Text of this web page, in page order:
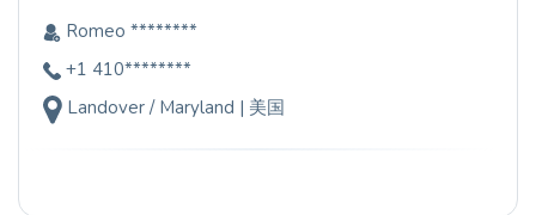
Romeo ********
+1 410********
Landover / Maryland | 美国